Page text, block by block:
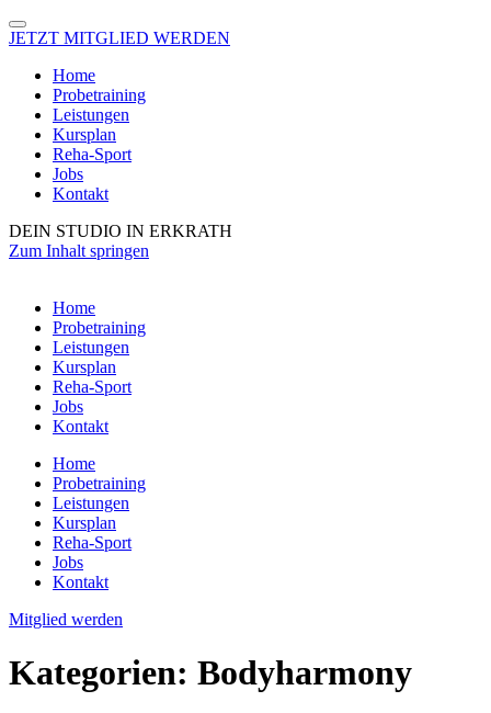
JETZT MITGLIED WERDEN
Home
Probetraining
Leistungen
Kursplan
Reha-Sport
Jobs
Kontakt
DEIN STUDIO IN ERKRATH
Zum Inhalt springen
Home
Probetraining
Leistungen
Kursplan
Reha-Sport
Jobs
Kontakt
Home
Probetraining
Leistungen
Kursplan
Reha-Sport
Jobs
Kontakt
Mitglied werden
Kategorien: Bodyharmony